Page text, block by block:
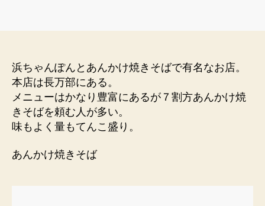
浜ちゃんぽんとあんかけ焼きそばで有名なお店。
本店は長万部にある。
メニューはかなり豊富にあるが７割方あんかけ焼
きそばを頼む人が多い。
味もよく量もてんこ盛り。
あんかけ焼きそば